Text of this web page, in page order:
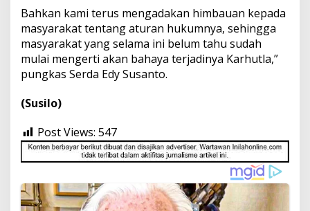
Bahkan kami terus mengadakan himbauan kepada
masyarakat tentang aturan hukumnya, sehingga
masyarakat yang selama ini belum tahu sudah
mulai mengerti akan bahaya terjadinya Karhutla,”
pungkas Serda Edy Susanto.
(Susilo)
Post Views: 547